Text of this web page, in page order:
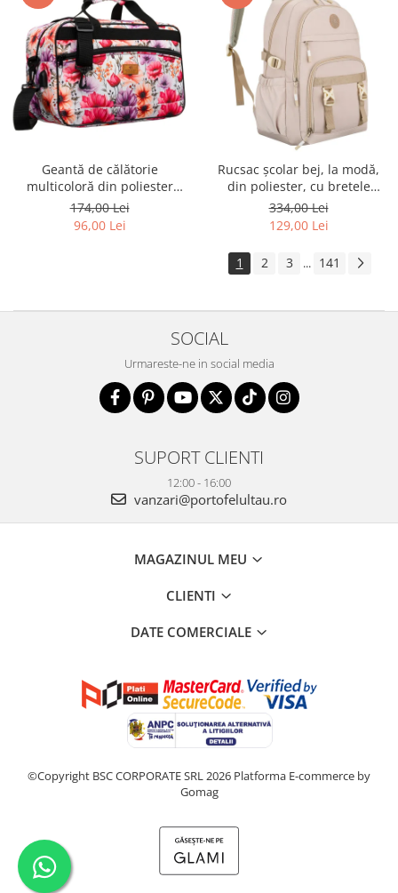
Geantă de călătorie
multicoloră din poliester
rezistent cu port USB,
acoperită cu un model vegetal
- Rovicky PTR-R-TL15608-8831
174,00 Lei
96,00 Lei
Rucsac școlar bej, la modă,
din poliester, cu bretele
reglabile - Peterson PTR-PTN
8594-1389 BEIGE
334,00 Lei
129,00 Lei
1 2 3 ... 141
SOCIAL
Urmareste-ne in social media
SUPORT CLIENTI
12:00 - 16:00
vanzari@portofelultau.ro
MAGAZINUL MEU
CLIENTI
DATE COMERCIALE
©Copyright BSC CORPORATE SRL 2026 Platforma E-commerce by
Gomag